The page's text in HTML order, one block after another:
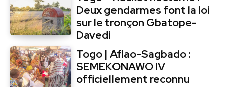
Deux gendarmes font la loi
sur le tronçon Gbatope-
Davedi
Togo | Aflao-Sagbado :
SEMEKONAWO IV
officiellement reconnu